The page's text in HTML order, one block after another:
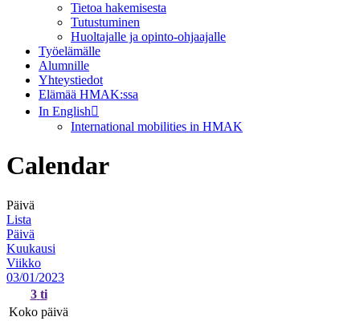
Tietoa hakemisesta
Tutustuminen
Huoltajalle ja opinto-ohjaajalle
Työelämälle
Alumnille
Yhteystiedot
Elämää HMAK:ssa
In English
International mobilities in HMAK
Calendar
Päivä
Lista
Päivä
Kuukausi
Viikko
03/01/2023
3 ti
Koko päivä